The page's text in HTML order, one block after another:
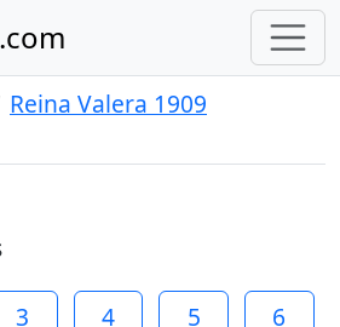
Reina Valera 1909
3 4 5
6